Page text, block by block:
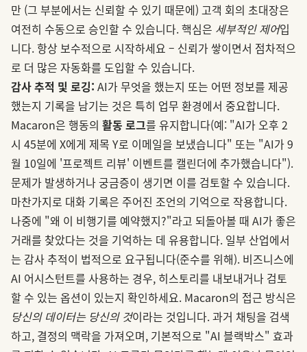
만 (그 부분에서는 신뢰할 수 있기 때문에) 고객 회의 초대장은
여전히 수동으로 승인할 수 있습니다. 핵심은 세부적인 제어입
니다. 항상 보수적으로 시작하세요 – 신뢰가 쌓이면서 점차적으
로 더 많은 자동화를 도입할 수 있습니다.
감사 추적 및 로깅: AI가 무엇을 했는지 또는 어떤 정보를 제공
했는지 기록을 남기는 것은 특히 업무 환경에서 중요합니다.
Macaron은 행동의 활동 로그를 유지합니다(예: "AI가 오후 2
시 45분에 X에게 제목 Y로 이메일을 보냈습니다" 또는 "AI가 9
월 10일에 '프로젝트 리뷰' 이벤트를 캘린더에 추가했습니다").
문제가 발생하거나 궁금증이 생기면 이를 검토할 수 있습니다.
마찬가지로 대화 기록은 주어진 조언의 기억으로 작용합니다.
나중에 "왜 이 비행기를 예약했지?"라고 되돌아볼 때 AI가 좋은
거래를 찾았다는 것을 기억하는 데 유용합니다. 일부 산업에서
는 감사 추적이 법적으로 요구됩니다(준수를 위해). 비즈니스에
AI 어시스턴트를 사용하는 경우, 히스토리를 내보내거나 검토
할 수 있는 옵션이 있는지 확인하세요. Macaron의 접근 방식은
당신의 데이터는 당신의 것이라는 것입니다. 과거 채팅을 검색
하고, 결정의 맥락을 가져오며, 기본적으로 "AI 블랙박스" 효과